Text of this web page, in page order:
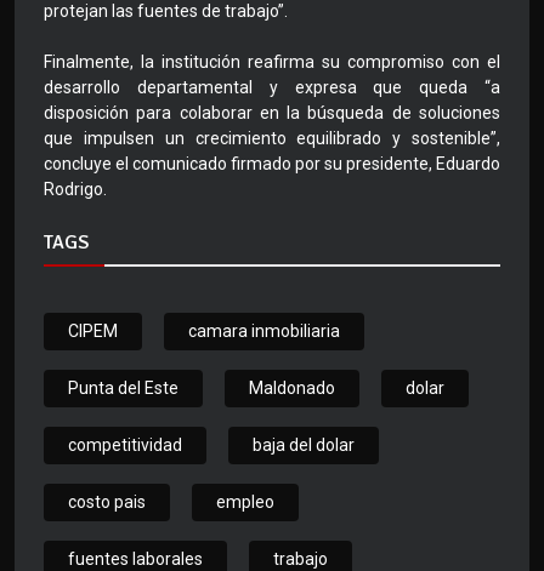
protejan las fuentes de trabajo”.
Finalmente, la institución reafirma su compromiso con el
desarrollo departamental y expresa que queda “a
disposición para colaborar en la búsqueda de soluciones
que impulsen un crecimiento equilibrado y sostenible”,
concluye el comunicado firmado por su presidente, Eduardo
Rodrigo.
TAGS
CIPEM camara inmobiliaria
Punta del Este Maldonado dolar
competitividad baja del dolar
costo pais empleo
fuentes laborales trabajo